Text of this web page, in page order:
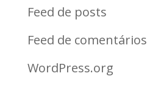
Feed de posts
Feed de comentários
WordPress.org